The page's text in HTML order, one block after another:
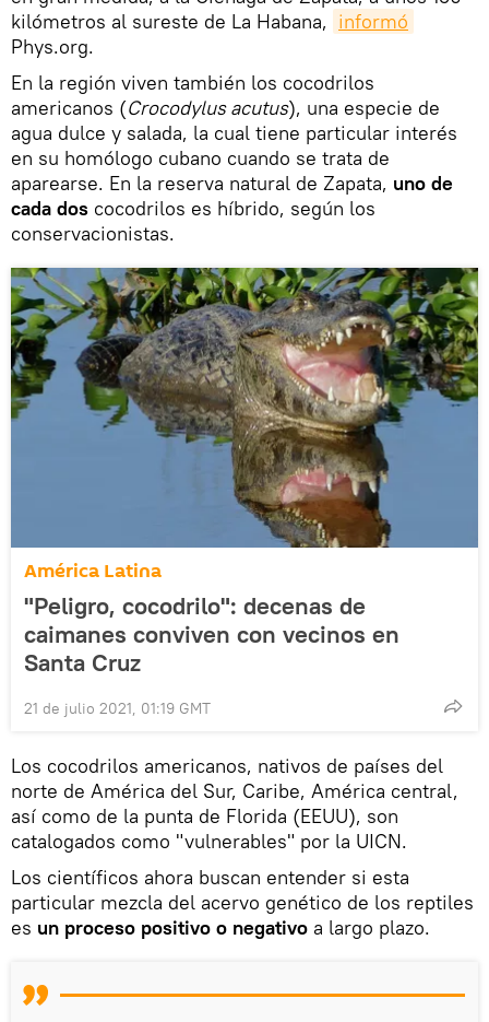
kilómetros al sureste de La Habana, informó
Phys.org.
En la región viven también los cocodrilos
americanos (Crocodylus acutus), una especie de
agua dulce y salada, la cual tiene particular interés
en su homólogo cubano cuando se trata de
aparearse. En la reserva natural de Zapata, uno de
cada dos cocodrilos es híbrido, según los
conservacionistas.
América Latina
"Peligro, cocodrilo": decenas de
caimanes conviven con vecinos en
Santa Cruz
21 de julio 2021, 01:19 GMT
Los cocodrilos americanos, nativos de países del
norte de América del Sur, Caribe, América central,
así como de la punta de Florida (EEUU), son
catalogados como "vulnerables" por la UICN.
Los científicos ahora buscan entender si esta
particular mezcla del acervo genético de los reptiles
es un proceso positivo o negativo a largo plazo.